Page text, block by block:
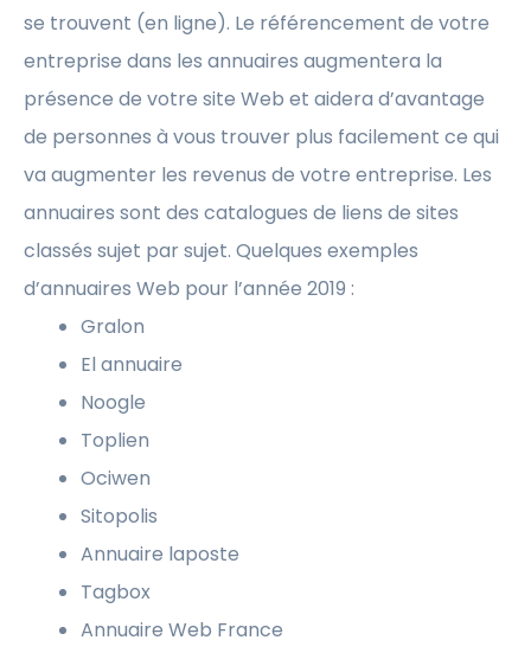
se trouvent (en ligne). Le référencement de votre
entreprise dans les annuaires augmentera la
présence de votre site Web et aidera d’avantage
de personnes à vous trouver plus facilement ce qui
va augmenter les revenus de votre entreprise. Les
annuaires sont des catalogues de liens de sites
classés sujet par sujet. Quelques exemples
d’annuaires Web pour l’année 2019 :
Gralon
El annuaire
Noogle
Toplien
Ociwen
Sitopolis
Annuaire laposte
Tagbox
Annuaire Web France